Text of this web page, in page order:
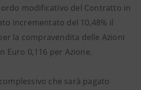
modificativo del Contratto in
incrementato del 10,48% il
la compravendita delle Azioni
Euro 0,116 per Azione.
che sarà pagato